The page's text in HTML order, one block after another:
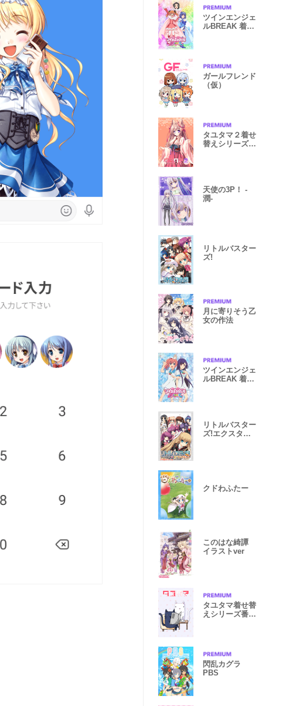
ツインエンジェ
ルBREAK 着せ
ガールフレンド
（仮）
タユタマ２着せ
替えシリーズ
天使の3P！ -
潤-
リトルバスター
ズ!
月に寄りそう乙
女の作法
ツインエンジェ
ルBREAK 着せ
リトルバスター
ズ!エクスタシ
クドわふたー
このはな綺譚
イラストver
タユタマ着せ替
えシリーズ番外
閃乱カグラ
PBS